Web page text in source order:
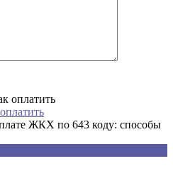
ЖКХ по 643 коду: способы